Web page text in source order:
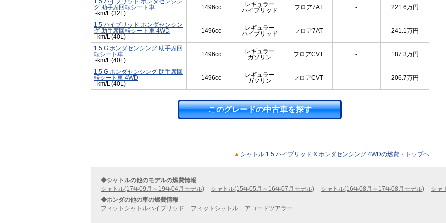
1.5 ハイブリッド ホンダセンシン
グ 助手席回転シート車
-km/L (32L)
1496cc
レギュラー
ハイブリッド
フロア7AT - 221.6万円
1.5 ハイブリッド ホンダセンシン
グ 助手席回転シート車 4WD
-km/L (40L)
1496cc
レギュラー
ハイブリッド
フロア7AT - 241.1万円
1.5 G ホンダセンシング 助手席回
転シート車
-km/L (40L)
1496cc
レギュラー
ガソリン
フロアCVT - 187.3万円
1.5 G ホンダセンシング 助手席回
転シート車 4WD
-km/L (40L)
1496cc
レギュラー
ガソリン
フロアCVT - 206.7万円
このグレードの中古車を探す
シャトル 1.5 ハイブリッド X ホンダセンシング 4WDの燃費・トップヘ
◆シャトルの他のモデルの燃費情報
シャトル(17年09月～19年04月モデル)
シャトル(15年05月～16年07月モデル) シャトル(16年08月～17年08月モデル)
シャ
◆ホンダの他の車の燃費情報
フィットシャトルハイブリッド
フィットシャトル アコードツアラー